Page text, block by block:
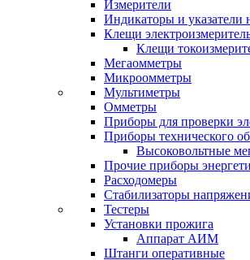
Измерители
Индикаторы и указатели
Клещи
Клещи
Мегаомметры
Микроомметры
Мультиметры
Омметры
Приборы для проверки
Приборы технического
Высоковольтные
Прочие приборы
Расходомеры
Стабилизаторы
Тестеры
Установки прожига
Аппарат АИМ
Штанги оперативные